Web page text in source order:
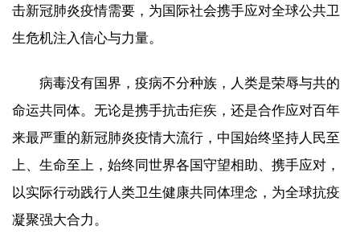
击新冠肺炎疫情需要，为国际社会携手应对全球公共卫
生危机注入信心与力量。
病毒没有国界，疫病不分种族，人类是荣辱与共的
命运共同体。无论是携手抗击疟疾，还是合作应对百年
来最严重的新冠肺炎疫情大流行，中国始终坚持人民至
上、生命至上，始终同世界各国守望相助、携手应对，
以实际行动践行人类卫生健康共同体理念，为全球抗疫
凝聚强大合力。